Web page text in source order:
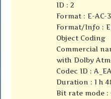
ID : 2
Format : E-AC-3
Format/Info :
Object Coding
Commercial
with Dolby
Codec ID :
Duration : 1 h
Bit rate mode :